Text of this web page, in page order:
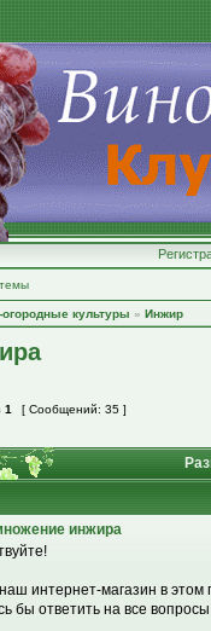
культуры » Инжир
1 [ Сообщений: 35 ]
инжира
наш интернет-магазин в
бы ответить на все